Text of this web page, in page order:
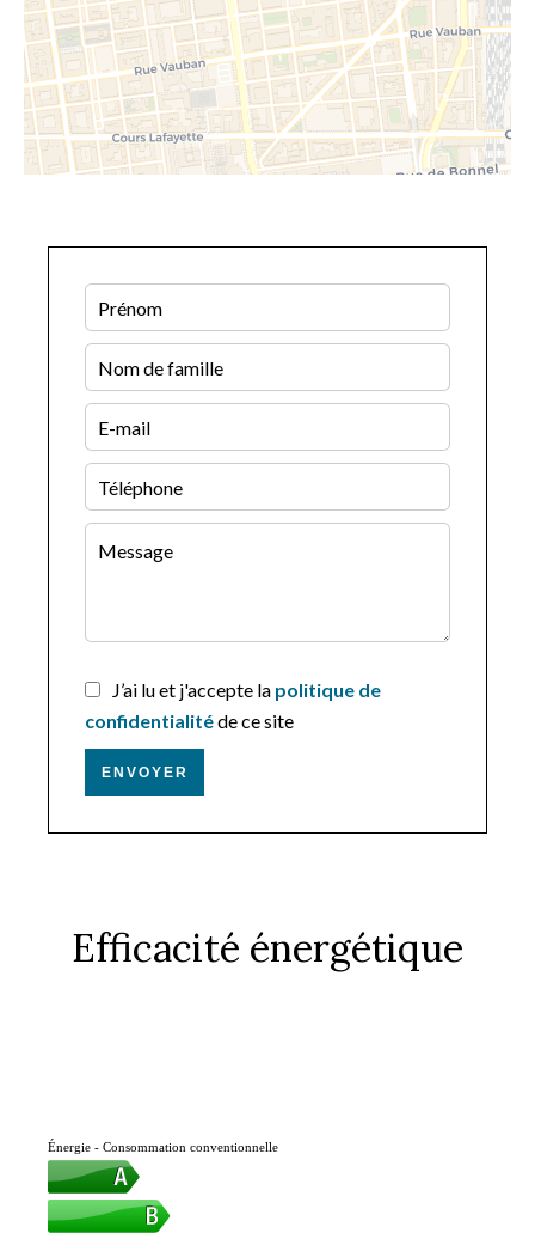
J’ai lu et j'accepte la politique de
confidentialitéde ce site
ENVOYER
Efficacité énergétique
Énergie - Consommation conventionnelle